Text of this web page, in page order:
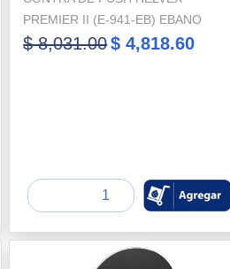
PREMIER II (E-941-EB) EBANO
$ 8,031.00$ 4,818.60